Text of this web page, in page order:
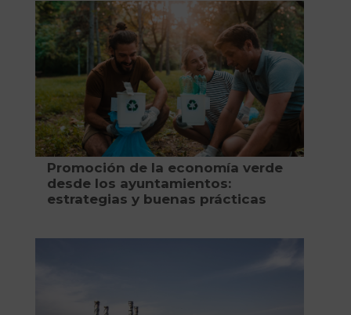
Promoción de la economía verde
desde los ayuntamientos:
estrategias y buenas prácticas